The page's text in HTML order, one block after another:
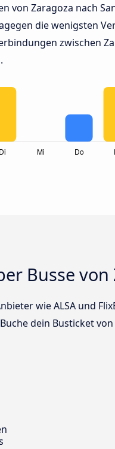
von Zaragoza nach
die wenigsten
zwischen
Busse
wie ALSA und
dein Busticket